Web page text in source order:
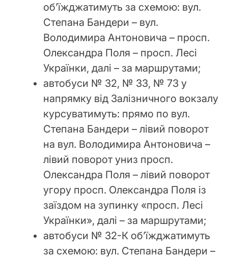
об’їжджатимуть за схемою: вул.
Степана Бандери – вул.
Володимира Антоновича – просп.
Олександра Поля – просп. Лесі
Українки, далі – за маршрутами;
автобуси № 32, № 33, № 73 у
напрямку від Залізничного вокзалу
курсуватимуть: прямо по вул.
Степана Бандери – лівий поворот
на вул. Володимира Антоновича –
лівий поворот униз просп.
Олександра Поля – лівий поворот
угору просп. Олександра Поля із
заїздом на зупинку «просп. Лесі
Українки», далі – за маршрутами;
автобуси № 32-К об’їжджатимуть
за схемою: вул. Степана Бандери –